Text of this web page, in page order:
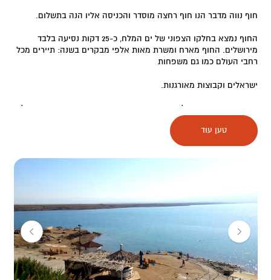
חוף נווה מדבר הנו חוף רחצה מוסדר והכניסה אליו הנה בתשלום.
החוף נמצא בחלקו הצפוני של ים המלח, כ-25 דקות נסיעה בלבד
מירושלים. החוף מארח ומשרת מאות אלפי מבקרים בשנה: תיירים מכל
רחבי העולם כמו גם משפחות
ישראלים וקבוצות מאורגנות.
חוף נווה מדבר מציע לאורחיו רצועת חוף מדהימה שופעת בבוץ מינרלי
עשיר, בריכות שחייה, מדשאות רחבות ומסעדה כשרה ממוזגת ומרהיבה
הצופה אל חוף הים.
ידיים, מלתחות מפנקות ושירותי חוף רבים אחרים לרווחת המשתמשים.
טען עוד